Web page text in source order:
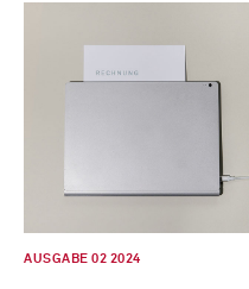
AUSGABE 02 2024